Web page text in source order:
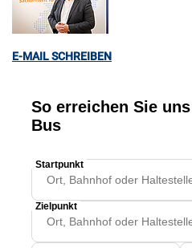
E-MAIL SCHREIBEN